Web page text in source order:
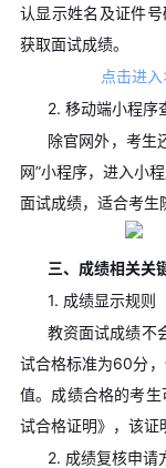
认显示姓名及证件
获取面试成绩。
点击进
2. 移动端小程序
除官网外，考生
网”小程序，进入小
面试成绩，适合考生
三、成绩相关关
1. 成绩显示规则
教资面试成绩不
试合格标准为60分
值。成绩合格的考
试合格证明》，该证
2. 成绩复核申请